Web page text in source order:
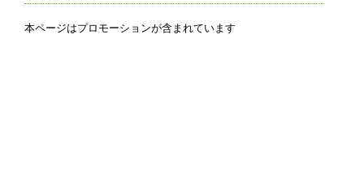
本ページはプロモーションが含まれています